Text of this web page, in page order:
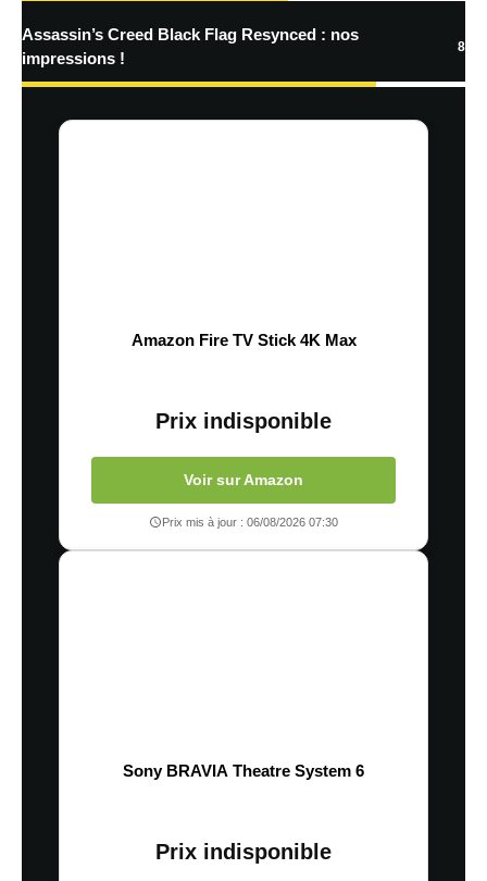
Assassin’s Creed Black Flag Resynced : nos
impressions !
8
Amazon Fire TV Stick 4K Max
Prix indisponible
Voir sur Amazon
Prix mis à jour : 06/08/2026 07:30
Sony BRAVIA Theatre System 6
Prix indisponible